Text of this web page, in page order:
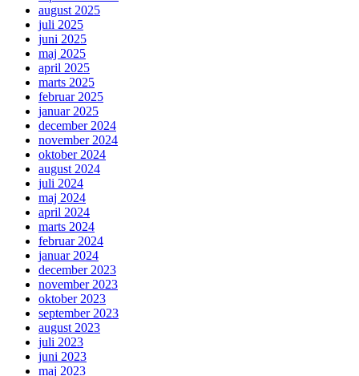
august 2025
juli 2025
juni 2025
maj 2025
april 2025
marts 2025
februar 2025
januar 2025
december 2024
november 2024
oktober 2024
august 2024
juli 2024
maj 2024
april 2024
marts 2024
februar 2024
januar 2024
december 2023
november 2023
oktober 2023
september 2023
august 2023
juli 2023
juni 2023
maj 2023